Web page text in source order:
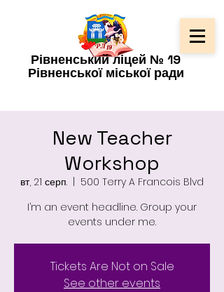
Рівненський ліцей № 19
Рівненської міської ради
New Teacher
Workshop
вт, 21 серп.
500 Terry A Francois Blvd
I’m an event headline. Group your
events under me.
Tickets Are Not on Sale
See other events